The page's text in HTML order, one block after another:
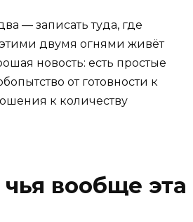
— записать туда, где
двумя огнями живёт
новость: есть простые
от готовности к
к количеству
вообще эта